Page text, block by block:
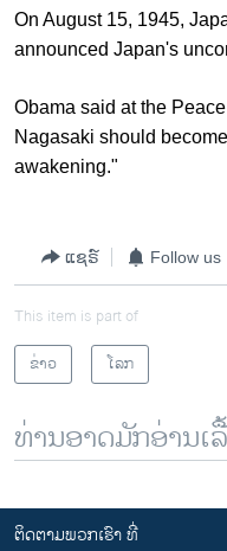
On August 15, 1945,
announced Japan's
Obama said at the
Nagasaki should
awakening."
ແຊຣ໌ Follow us
This item is part of
ຂ່າວ
ໂລກ
ທ່ານອາດມັກອ່ານເ
ຕິດຕາມພວກເຮົາ ທີ່